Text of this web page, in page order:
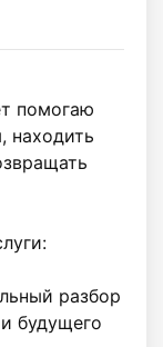
помогаю
находить
разбор
будущего